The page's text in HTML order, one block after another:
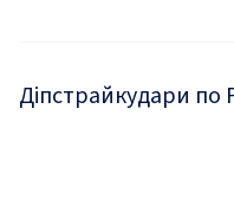
Діпстрайкудари по